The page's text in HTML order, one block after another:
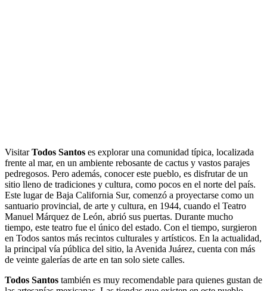
VisitarTodos Santos es explorar una comunidad típica, localizada
frente al mar, en un ambiente rebosante de cactus y vastos parajes
pedregosos. Pero además, conocer este pueblo, es disfrutar de un
sitio lleno de tradiciones y cultura, como pocos en el norte del país.
Este lugar de Baja California Sur, comenzó a proyectarse como un
santuario provincial, de arte y cultura, en 1944, cuando el Teatro
Manuel Márquez de León, abrió sus puertas. Durante mucho
tiempo, este teatro fue el único del estado. Con el tiempo, surgieron
en Todos santos más recintos culturales y artísticos. En la actualidad,
la principal vía pública del sitio, la Avenida Juárez, cuenta con más
de veinte galerías de arte en tan solo siete calles.
Todos Santos también es muy recomendable para quienes gustan de